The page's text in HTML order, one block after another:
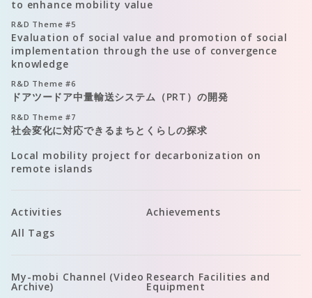
to enhance mobility value
R&D Theme #5
Evaluation of social value and promotion of social
implementation through the use of convergence
knowledge
R&D Theme #6
ドアツードア中量輸送システム（PRT）の開発
R&D Theme #7
社会変化に対応できるまちとくらしの探求
Local mobility project for decarbonization on
remote islands
Activities
Achievements
All Tags
My-mobi Channel (Video
Archive)
Research Facilities and
Equipment